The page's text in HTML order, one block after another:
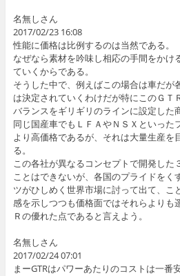
名無しさん
2017/02/23 16:08
性能に価格は比例するのは当然である。
なぜなら素材を吟味し相応の手間をかけ
ていくからである。
そうした中で、例えばこの場合は車だが
は決定されていくわけだが特にこのＧＴ
バランスをギリギリのラインに設定した
同じ国産車でもＬＦＡやＮＳＸといった
より高価格であるが、それは大量生産を
る。
この各社が異なるコンセプトで開発した
ことはできないが、各国のプライドをく
ツがひしめく世界市場に討って出て、こ
感を示しつつも価格面ではそれらよりも
Ｒの優れた点であると言えよう。
名無しさん
2017/02/24 07:01
まーGTRはパワーあたりのコストは一番